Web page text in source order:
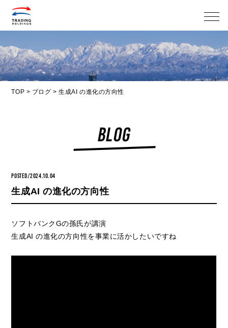
メニ
TOP > ブログ >生成AI の進化の方向性
BLOG
POSTED/2024.10.04
生成AI の進化の方向性
ソフトバンクGの孫氏が講演
生成AI の進化の方向性を事業に活かしたいですね